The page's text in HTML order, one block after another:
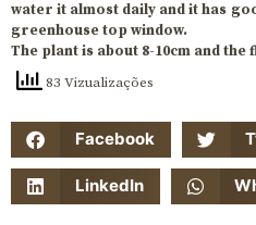
water it almost daily and it has
greenhouse top window.
The plant is about 8-10cm and the
83 Vizualizações
Facebook
LinkedIn